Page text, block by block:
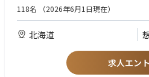
ト進行 。
●最新技術の導入検討: 生成AIの活用や
率化と成約率向上に向けた仕組みづくり
・複数の関係者や部署を巻き込んでプロ
【歓迎】
・住宅・不動産業界でのマーケティン
・CRM／MA（SalesforceやHubSpotな
・AIツールを活用した業務効率化の実践
・マネジメント、またはリーダーとし
118名 （2026年6月1日現在）
北海道
求人エン